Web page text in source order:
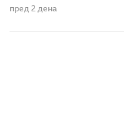
Македонскиот
туку треба да биде
пред 2 дена